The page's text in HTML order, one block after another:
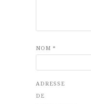
NOM *
ADRESSE
DE